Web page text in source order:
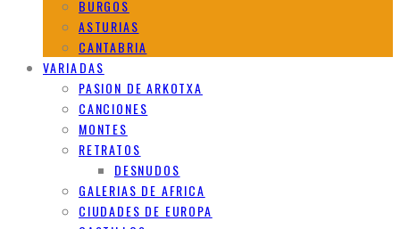
BURGOS
ASTURIAS
CANTABRIA
VARIADAS
PASION DE ARKOTXA
CANCIONES
MONTES
RETRATOS
DESNUDOS
GALERIAS DE AFRICA
CIUDADES DE EUROPA